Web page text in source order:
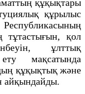
құқықтары
құрылыс
тұтастығын, қол
ұлттық
мақсатында
құқықтық және
айқындайды.